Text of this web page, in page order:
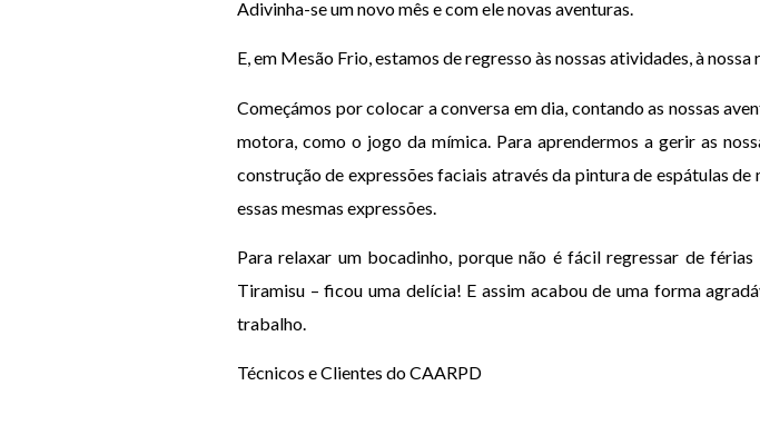
Adivinha-se um novo mês e com ele novas aventuras.
E, em Mesão Frio, estamos de regresso às nossas atividades, à
Começámos por colocar a conversa em dia, contando as nossas
motora, como o jogo da mímica. Para aprendermos a gerir as
construção de expressões faciais através da pintura de espátulas
essas mesmas expressões.
Para relaxar um bocadinho, porque não é fácil regressar de
Tiramisu – ficou uma delícia! E assim acabou de uma forma
trabalho.
Técnicos e Clientes do CAARPD